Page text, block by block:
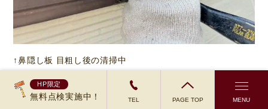
HP限定
無料点検実施中！ TEL PAGE TOP MENU
↑鼻隠し板 目粗し後の清掃中